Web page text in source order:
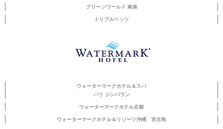
グリーンワールド 南港
トリプルベッツ
ウォーターマークホテル＆スパ
バリ ジンバラン
ウォーターマークホテル京都
ウォーターマークホテル＆リゾーツ沖縄 宮古島